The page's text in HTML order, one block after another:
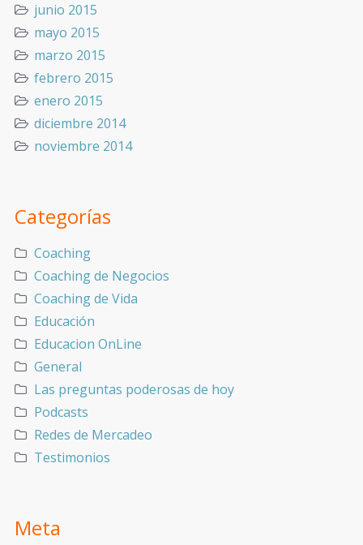
junio 2015
mayo 2015
marzo 2015
febrero 2015
enero 2015
diciembre 2014
noviembre 2014
Categorías
Coaching
Coaching de Negocios
Coaching de Vida
Educación
Educacion OnLine
General
Las preguntas poderosas de hoy
Podcasts
Redes de Mercadeo
Testimonios
Meta